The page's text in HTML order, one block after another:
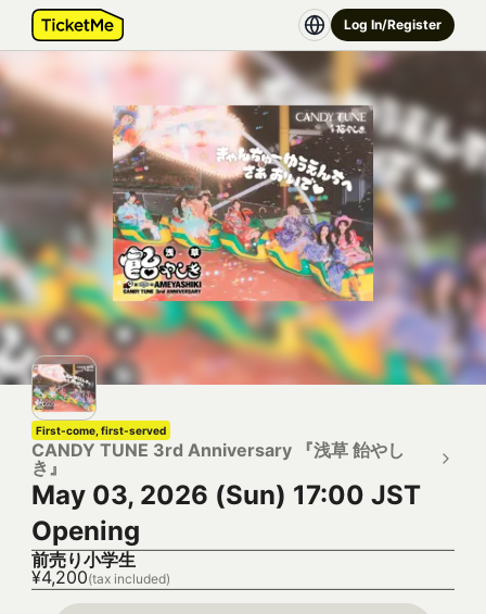
Log In/Register
First-come, first-served
CANDY TUNE 3rd Anniversary 『浅草 飴やし
き』
May 03, 2026 (Sun) 17:00 JST
Opening
前売り小学生
¥4,200(tax included)